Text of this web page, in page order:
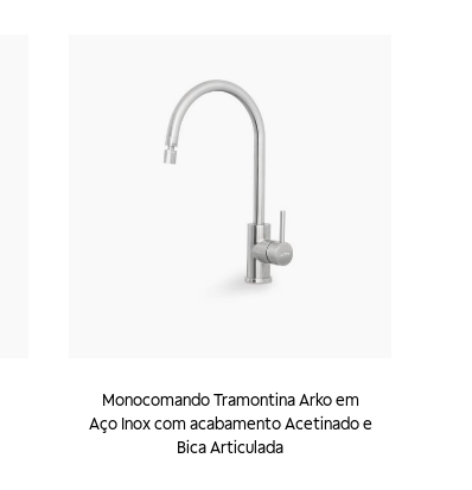
Monocomando Tramontina Arko em
Aço Inox com acabamento Acetinado e
Bica Articulada